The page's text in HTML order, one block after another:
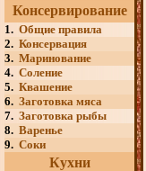
Консервирование
1. Общие правила
2. Консервация
3. Маринование
4. Соление
5. Квашение
6. Заготовка мяса
7. Заготовка рыбы
8. Варенье
9. Соки
Кухни